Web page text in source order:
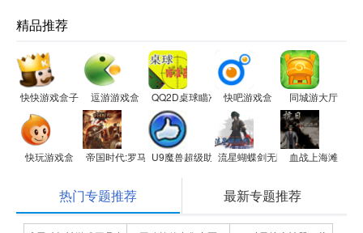
精品推荐
快快游戏盒子 逗游游戏盒 QQ2D桌球瞄准器快吧游戏盒 同城游大厅
快玩游戏盒 帝国时代:罗马复兴U9魔兽超级助手流星蝴蝶剑无限气修改器
血战上海滩
热门专题推荐 最新专题推荐